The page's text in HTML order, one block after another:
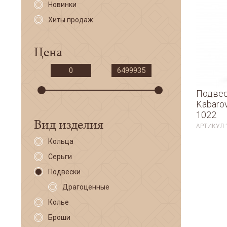
Новинки
Хиты продаж
Цена
Вид изделия
Кольца
Серьги
Подвески
Драгоценные
Колье
Броши
1022
АРТИКУЛ